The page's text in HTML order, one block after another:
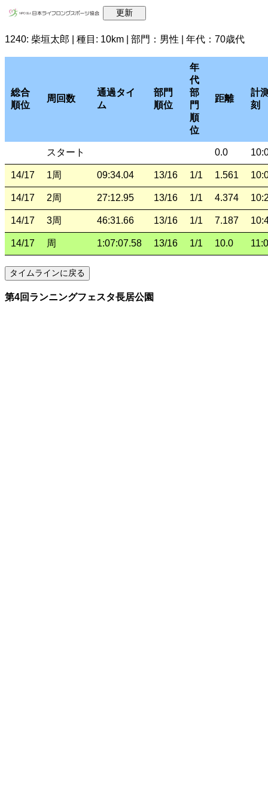
1240: 柴垣太郎 | 種目: 10km | 部門：男性 | 年代：70歳代
総合
順位
周回数
通過タイ
ム
部門
順位
年
代
部
門
順
位
距離
計
刻
スタート 0.0
14/17 1周 09:34.04 13/16 1/1 1.561
14/17 2周 27:12.95 13/16 1/1 4.374
14/17 3周 46:31.66 13/16 1/1 7.187
14/17 周 1:07:07.58 13/16 1/1 10.0
第4回ランニングフェスタ長居公園